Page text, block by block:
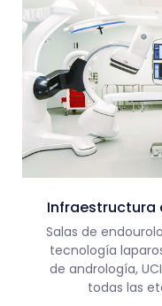
Salas de
tecnología
de andrología,
todas las